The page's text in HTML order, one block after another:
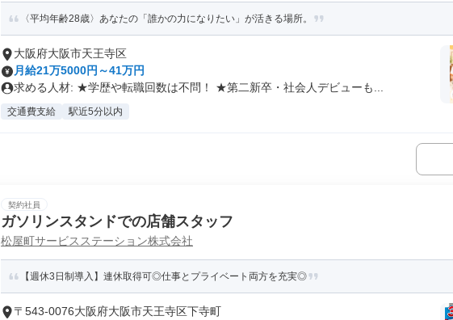
〈平均年齢28歳〉あなたの「誰かの力になりたい」が活きる場所。
大阪府大阪市天王寺区
月給21万5000円～41万円
求める人材: ★学歴や転職回数は不問！ ★第二新卒・社会人デビューも...
交通費支給 駅近5分以内
契約社員
ガソリンスタンドでの店舗スタッフ
松屋町サービスステーション株式会社
【週休3日制導入】連休取得可◎仕事とプライベート両方を充実◎
〒543-0076大阪府大阪市天王寺区下寺町